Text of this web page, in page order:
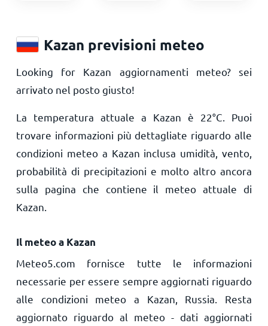
Kazan previsioni meteo
Looking for Kazan aggiornamenti meteo? sei
arrivato nel posto giusto!
La temperatura attuale a Kazan è 22°C . Puoi
trovare informazioni più dettagliate riguardo alle
condizioni meteo a Kazan inclusa umidità, vento,
probabilità di precipitazioni e molto altro ancora
sulla pagina che contiene il meteo attuale di
Kazan.
Il meteo a Kazan
Meteo5.com fornisce tutte le informazioni
necessarie per essere sempre aggiornati riguardo
alle condizioni meteo a Kazan, Russia. Resta
aggiornato riguardo al meteo - dati aggiornati